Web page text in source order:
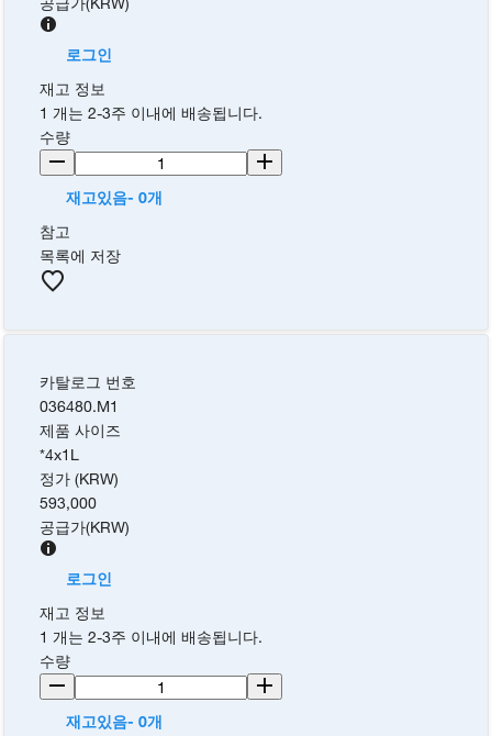
로그인
재고 정보
1 개는 2-3주 이내에 배송됩니다.
수량
재고있음- 0개
참고
목록에 저장
카탈로그 번호
036480.M1
제품 사이즈
*4x1L
정가 (KRW)
593,000
공급가(KRW)
로그인
재고 정보
1 개는 2-3주 이내에 배송됩니다.
수량
재고있음- 0개